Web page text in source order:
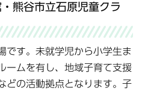
熊谷市立石原児童クラ
です。未就学児から小学生ま
ームを有し、地域子育て支援
どの活動拠点となります。子